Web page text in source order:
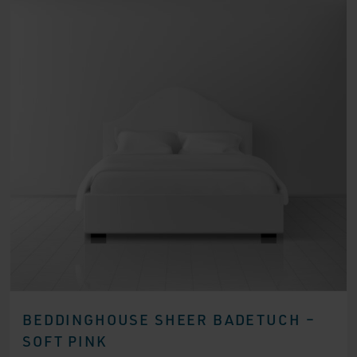
BEDDINGHOUSE SHEER BADETUCH –
SOFT PINK